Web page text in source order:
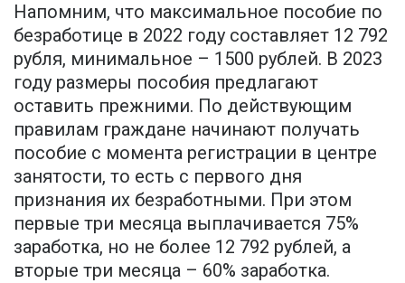
Напомним, что максимальное пособие по
безработице в 2022 году составляет 12 792
рубля, минимальное – 1500 рублей. В 2023
году размеры пособия предлагают
оставить прежними. По действующим
правилам граждане начинают получать
пособие с момента регистрации в центре
занятости, то есть с первого дня
признания их безработными. При этом
первые три месяца выплачивается 75%
заработка, но не более 12 792 рублей, а
вторые три месяца – 60% заработка.